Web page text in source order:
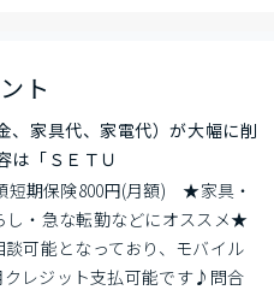
ト
、家具代、家電代）が大幅に削
は「ＳＥＴＵ
短期保険800円(月額)　★家具・
・急な転勤などにオススメ★
可能となっており、モバイル
クレジット支払可能です♪問合